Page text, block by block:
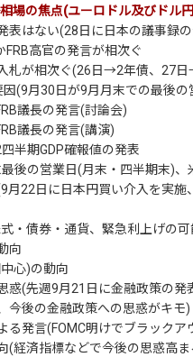
場の焦点(ユーロドル及びドル
表はない(28日に日本の議事録
FRB高官の発言が相次ぐ
札が相次ぐ(26日→2年債、27
(9月30日が9月月末での最後の
議長の発言(討論会)
議長の発言(講演)
半期GDP確報値の発表
後の営業日(月末・四半期末)、
月22日に日本円買い介入を実
・債券・通貨、緊急利上げの可
向
心)の動向
惑(先週9月21日に金融政策の発
今後の金融政策への思惑がキモ)
る発言(FOMC明けでブラック
(経済指標などで今後の思惑高ま